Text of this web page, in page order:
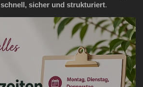
schnell, sicher und strukturiert.